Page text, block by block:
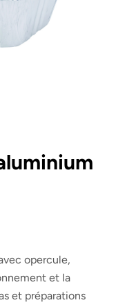
opercule,
et la
et préparations